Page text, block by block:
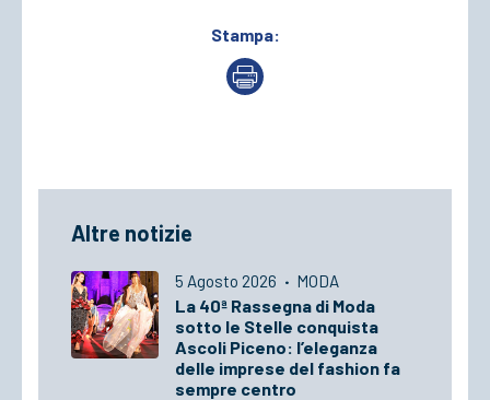
Stampa:
Altre notizie
5 Agosto 2026 · MODA
La 40ª Rassegna di Moda
sotto le Stelle conquista
Ascoli Piceno: l’eleganza
delle imprese del fashion fa
sempre centro